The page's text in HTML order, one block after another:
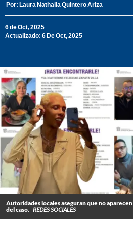
Por: Laura Nathalia Quintero Ariza
6 de Oct, 2025
Actualizado: 6 De Oct, 2025
Autoridades locales aseguran que no
del caso. REDES SOCIALES